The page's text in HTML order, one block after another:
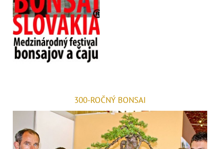
300-ROČNÝ BONSAI